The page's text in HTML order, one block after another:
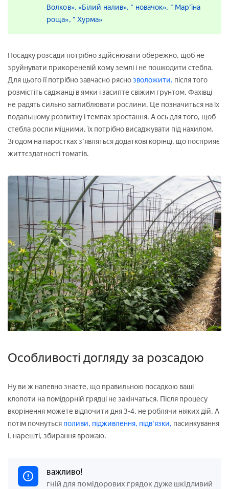
Волков», «Білий налив», " новачок», " Мар'їна
роща», " Хурма»
Посадку розсади потрібно здійснювати обережно, щоб не
зруйнувати прикореневій кому землі і не пошкодити стебла.
Для цього її потрібно завчасно ряснозволожити. після того
розмістіть саджанці в ямки і засипте свіжим грунтом. Фахівці
не радять сильно заглиблювати рослини. Це позначиться на їх
подальшому розвитку і темпах зростання. А ось для того, щоб
стебла росли міцними, їх потрібно висаджувати під нахилом.
Згодом на паростках з'являться додаткові корінці, що посприяє
життєздатності томатів.
Особливості догляду за розсадою
Ну ви ж напевно знаєте, що правильною посадкою ваші
клопоти на помідорній грядці не закінчаться. Після процесу
вкорінення можете відпочити дня 3-4, не роблячи ніяких дій. А
потім почнуться поливи, підживлення, підв'язки, пасинкування
і, нарешті, збирання врожаю.
важливо!
гній для помідорових грядок дуже шкідливий